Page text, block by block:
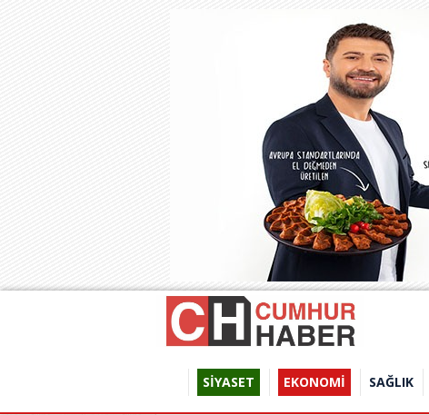
SİYASET EKONOMİ SAĞLIK